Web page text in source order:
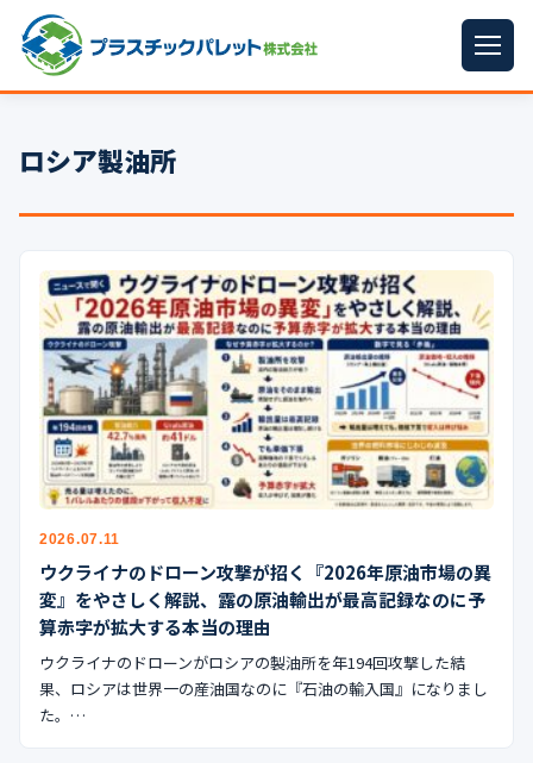
パレットサイズ
プラパレット ▼
コンテナ ▼
中古パレット
再生原料
梱包資材
イラン情勢まとめ
公式ブログ
会社案内
🇺🇸🇰🇷🇹🇼🇻🇳
ロシア製油所
2026.07.11
ウクライナのドローン攻撃が招く『2026年原油市場の異
変』をやさしく解説、露の原油輸出が最高記録なのに予
算赤字が拡大する本当の理由
ウクライナのドローンがロシアの製油所を年194回攻撃した結
果、ロシアは世界一の産油国なのに『石油の輸入国』になりまし
た。…